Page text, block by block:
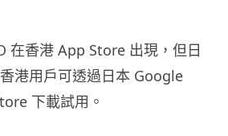
在香港 App Store 出現，但日
港用戶可透過日本 Google
下載試用。